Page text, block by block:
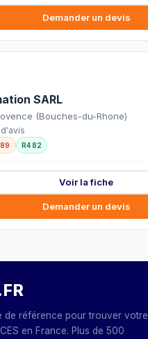
Demander un devis
SARL
(Bouches-du-Rhone)
R482
Voir la fiche
Demander un devis
de référence pour trouver votre
en France. Plus de 500